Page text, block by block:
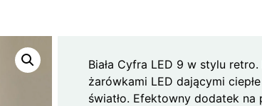
Biała Cyfra LED 9 w stylu
żarówkami LED dającymi ciepłe
światło. Efektowny dodatek na